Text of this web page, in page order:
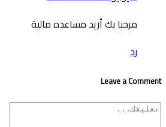
مرحبا بك أريد مساعده مالية
رد
Leave a Comment